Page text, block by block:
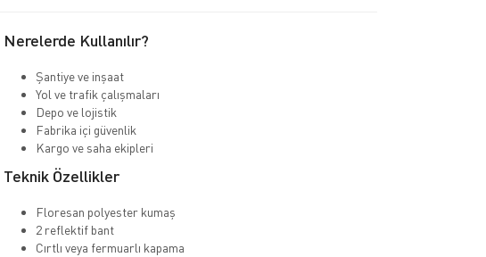
Nerelerde Kullanılır?
Şantiye ve inşaat
Yol ve trafik çalışmaları
Depo ve lojistik
Fabrika içi güvenlik
Kargo ve saha ekipleri
Teknik Özellikler
Floresan polyester kumaş
2 reflektif bant
Cırtlı veya fermuarlı kapama